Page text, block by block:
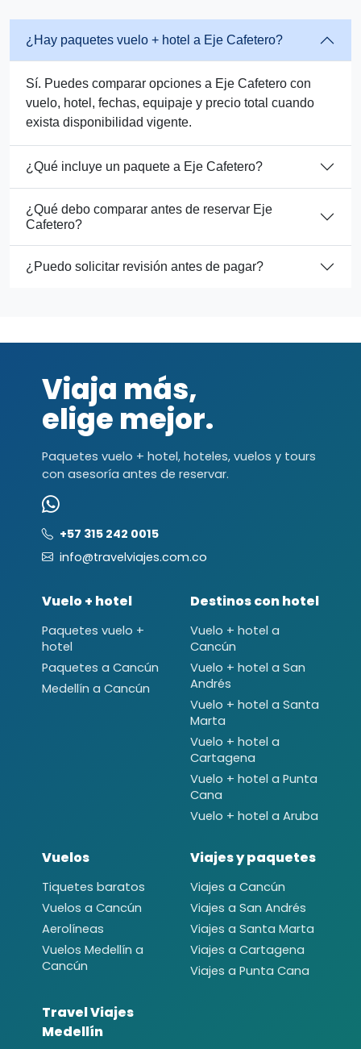
¿Hay paquetes vuelo + hotel a Eje Cafetero?
Sí. Puedes comparar opciones a Eje Cafetero con
vuelo, hotel, fechas, equipaje y precio total cuando
exista disponibilidad vigente.
¿Qué incluye un paquete a Eje Cafetero?
¿Qué debo comparar antes de reservar Eje
Cafetero?
¿Puedo solicitar revisión antes de pagar?
Viaja más,
elige mejor.
Paquetes vuelo + hotel, hoteles, vuelos y tours
con asesoría antes de reservar.
+57 315 242 0015
info@travelviajes.com.co
Vuelo + hotel
Paquetes vuelo +
hotel
Paquetes a Cancún
Medellín a Cancún
Destinos con hotel
Vuelo + hotel a
Cancún
Vuelo + hotel a San
Andrés
Vuelo + hotel a Santa
Marta
Vuelo + hotel a
Cartagena
Vuelo + hotel a Punta
Cana
Vuelo + hotel a Aruba
Vuelos
Tiquetes baratos
Vuelos a Cancún
Aerolíneas
Vuelos Medellín a
Cancún
Viajes y paquetes
Viajes a Cancún
Viajes a San Andrés
Viajes a Santa Marta
Viajes a Cartagena
Viajes a Punta Cana
Travel Viajes
Medellín